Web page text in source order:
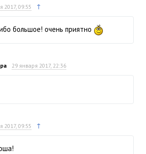
2017, 09:55 ↑
большое! очень приятно
29 января 2017, 22:36
2017, 09:55 ↑